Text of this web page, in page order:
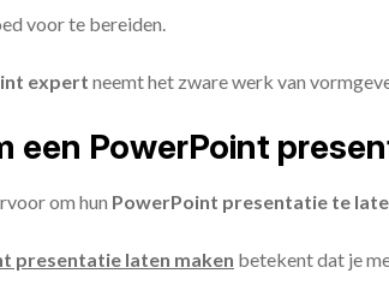
voor te bereiden.
expert neemt het zware werk van
een PowerPoint
om hun PowerPoint presentatie te
presentatie laten maken betekent dat je